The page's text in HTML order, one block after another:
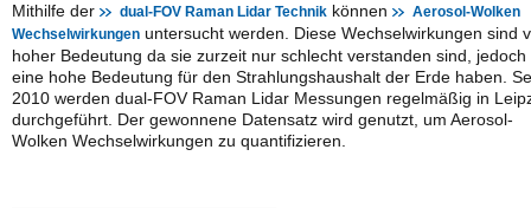
Mithilfe der dual-FOV Raman Lidar Technik können
Aerosol-Wolken
Wechselwirkungen untersucht werden. Diese Wechselwirkungen sind
hoher Bedeutung da sie zurzeit nur schlecht verstanden sind, jedoch
eine hohe Bedeutung für den Strahlungshaushalt der Erde haben.
2010 werden dual-FOV Raman Lidar Messungen regelmäßig in
durchgeführt. Der gewonnene Datensatz wird genutzt, um Aerosol-
Wolken Wechselwirkungen zu quantifizieren.